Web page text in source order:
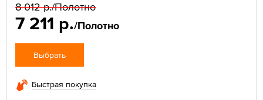
8 012 р./Полотно
7 211 р./Полотно
Выбрать
Быстрая покупка